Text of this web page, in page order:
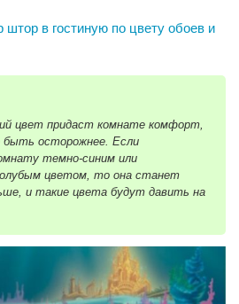
штор в гостиную по цвету обоев и
цвет придаст комнате комфорт,
быть осторожнее. Если
темно-синим или
цветом, то она станет
и такие цвета будут давить на